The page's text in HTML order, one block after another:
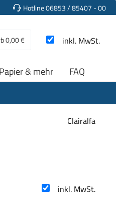
Hotline 06853 / 85407 - 00
0,00 € inkl. MwSt.
Papier & mehr FAQ
Clairalfa
inkl. MwSt.